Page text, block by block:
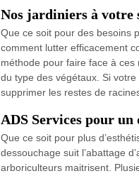
Nos jardiniers à votre
Que ce soit pour des besoins
comment lutter efficacement
méthode pour faire face à
du type des végétaux. Si
supprimer les restes de
ADS Services pour un
Que ce soit pour plus
dessouchage suit l’abattage
arboriculteurs maitrisent.